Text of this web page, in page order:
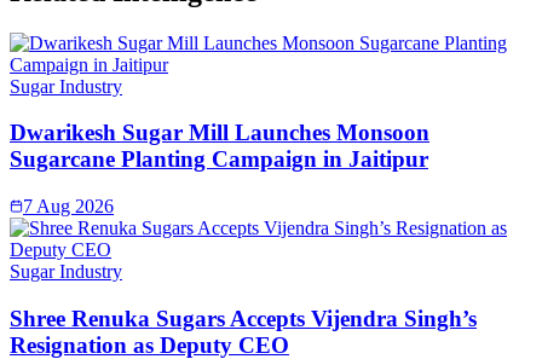
Sugar Industry
Dwarikesh Sugar Mill Launches Monsoon
Sugarcane Planting Campaign in Jaitipur
7 Aug 2026
Sugar Industry
Shree Renuka Sugars Accepts Vijendra Singh’s
Resignation as Deputy CEO